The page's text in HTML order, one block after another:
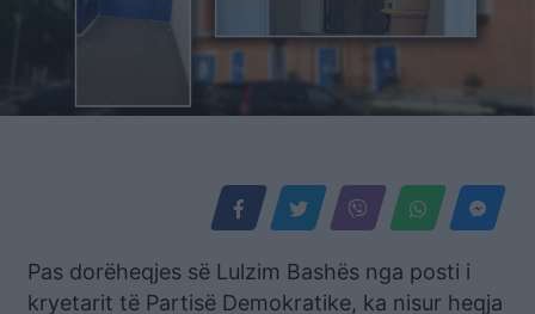
Pas dorëheqjes së Lulzim Bashës nga posti i
kryetarit të Partisë Demokratike, ka nisur heqja